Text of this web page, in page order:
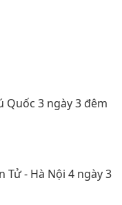
Quốc 3 ngày 3 đêm
Tử - Hà Nội 4 ngày 3